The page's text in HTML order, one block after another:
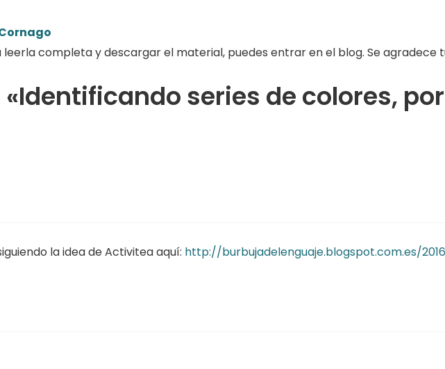
completa y descargar el material, puedes entrar en el blog. Se agradece
series de colores,
la idea de Activitea aquí: http://burbujadelenguaje.blogspot.com.es/